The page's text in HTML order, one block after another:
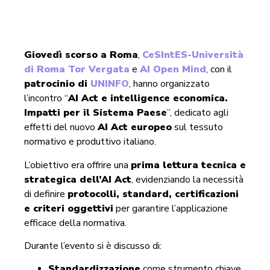
Giovedì scorso a Roma, CeSIntES-Università
di Roma Tor Vergata e AI Open Mind, con il
patrocinio di UNINFO, hanno organizzato
l’incontro “AI Act e intelligence economica.
Impatti per il Sistema Paese”, dedicato agli
effetti del nuovoAI Act europeosul tessuto
normativo e produttivo italiano.
L’obiettivo era offrire una prima lettura tecnica e
strategica dell’AI Act, evidenziando la necessità
di definire protocolli, standard, certificazioni
e criteri oggettivi per garantire l’applicazione
efficace della normativa.
Durante l’evento si è discusso di: